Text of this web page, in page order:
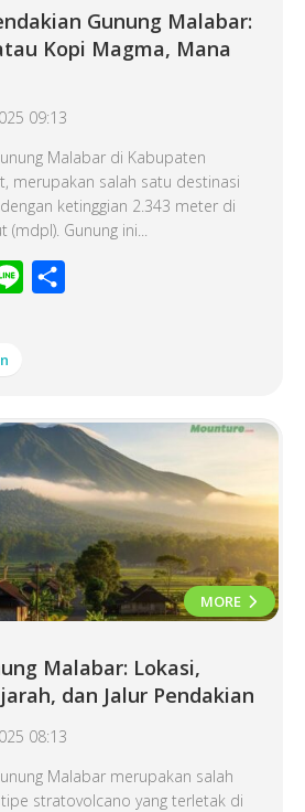
Gunung Malabar:
Kopi Magma, Mana
09:13
Malabar di Kabupaten
merupakan salah satu destinasi
ketinggian 2.343 meter di
Gunung ini...
Line
MORE
Malabar: Lokasi,
dan Jalur Pendakian
08:13
Malabar merupakan salah
stratovolcano yang terletak di